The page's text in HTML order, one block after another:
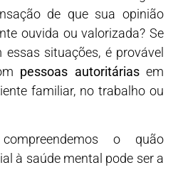
de que sua opinião
ouvida ou valorizada? Se
situações, é provável
pessoas autoritáriasem
familiar, no trabalho ou
o quão
à saúde mental pode ser a